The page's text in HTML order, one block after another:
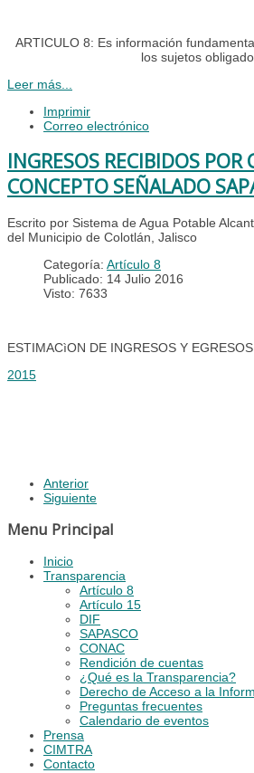
ARTICULO 8: Es información
los sujetos
Leer más...
Imprimir
Correo electrónico
INGRESOS RECIBIDOS POR
CONCEPTO SEÑALADO
Escrito por Sistema de Agua Potable
del Municipio de Colotlán, Jalisco
Categoría: Artículo 8
Publicado: 14 Julio 2016
Visto: 7633
ESTIMACìON DE INGRESOS Y EGRESOS
2015
Anterior
Siguiente
Menu Principal
Inicio
Transparencia
Artículo 8
Artículo 15
DIF
SAPASCO
CONAC
Rendición de cuentas
¿Qué es la Transparencia?
Derecho de Acceso a la
Preguntas frecuentes
Calendario de eventos
Prensa
CIMTRA
Contacto